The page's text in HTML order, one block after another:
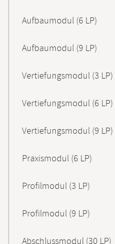
Aufbaumodul (6 LP)
Aufbaumodul (9 LP)
Vertiefungsmodul (3 LP)
Vertiefungsmodul (6 LP)
Vertiefungsmodul (9 LP)
Praxismodul (6 LP)
Profilmodul (3 LP)
Profilmodul (9 LP)
Abschlussmodul (30 LP)